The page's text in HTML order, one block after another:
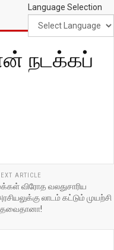
Language Selection
நடக்கப்
ARTICLE
விரோத வலதுசாரிய
லாடம் கட்டும் முயற்சி